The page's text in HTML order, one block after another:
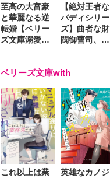
至高の大富豪
と華麗なる逆
転婚【ベリー
ズ文庫溺愛ア
【絶対王者な
バディシリー
ズ】曲者な財
閥御曹司、笑
激烈愛で貫く
ベリーズ文庫with
これ以上は業
英雄なカノジ